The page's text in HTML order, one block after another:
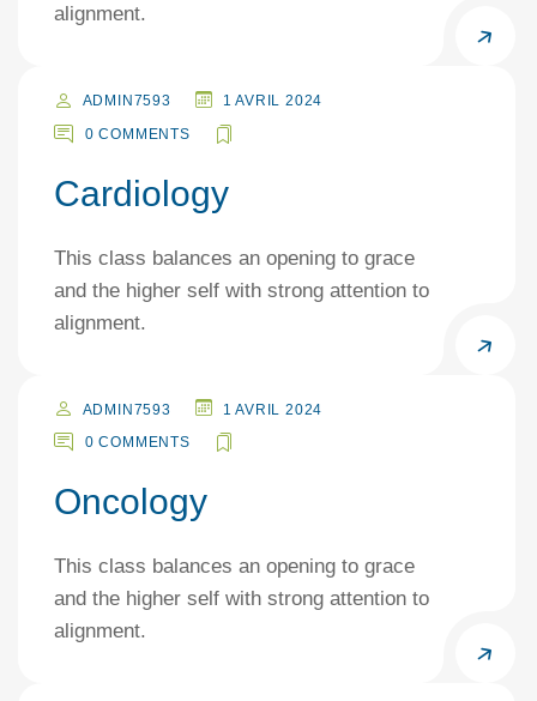
alignment.
ADMIN7593
1 AVRIL 2024
0 COMMENTS
Cardiology
This class balances an opening to grace
and the higher self with strong attention to
alignment.
ADMIN7593
1 AVRIL 2024
0 COMMENTS
Oncology
This class balances an opening to grace
and the higher self with strong attention to
alignment.